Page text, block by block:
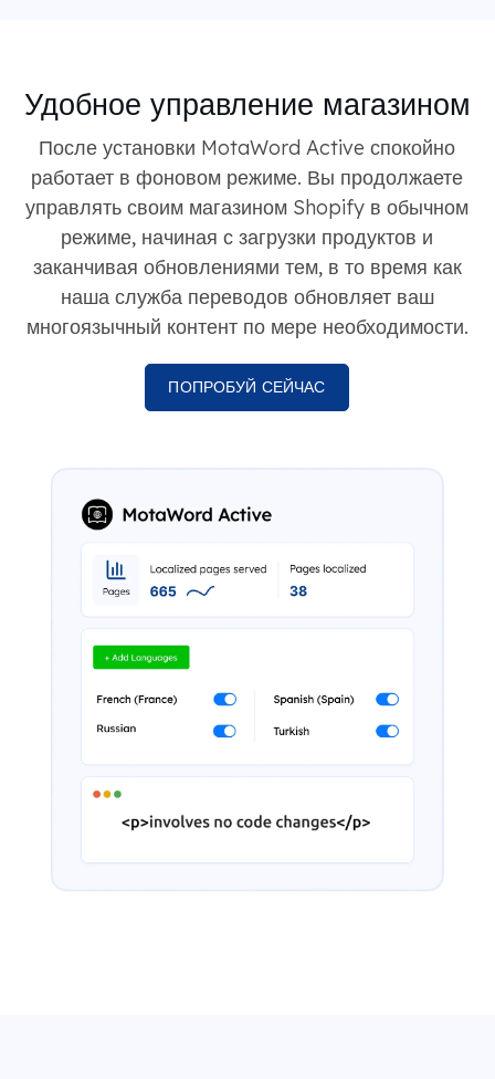
Удобное управление магазином
После установки MotaWord Active спокойно
работает в фоновом режиме. Вы продолжаете
управлять своим магазином Shopify в обычном
режиме, начиная с загрузки продуктов и
заканчивая обновлениями тем, в то время как
наша служба переводов обновляет ваш
многоязычный контент по мере необходимости.
ПОПРОБУЙ СЕЙЧАС